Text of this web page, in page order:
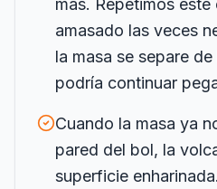
amasado las veces
la masa se separe
podría continuar
Cuando la masa ya
pared del bol, la
superficie